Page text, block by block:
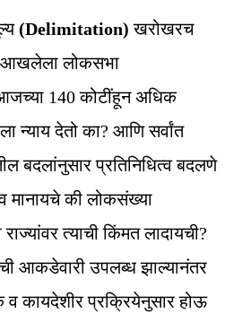
(Delimitation) खरोखरच
आखलेला लोकसभा
140 कोटींहून अधिक
न्याय देतो का? आणि सर्वांत
बदलांनुसार प्रतिनिधित्व बदलणे
मानायचे की लोकसंख्या
त्याची किंमत लादायची?
आकडेवारी उपलब्ध झाल्यानंतर
व कायदेशीर प्रक्रियेनुसार होऊ